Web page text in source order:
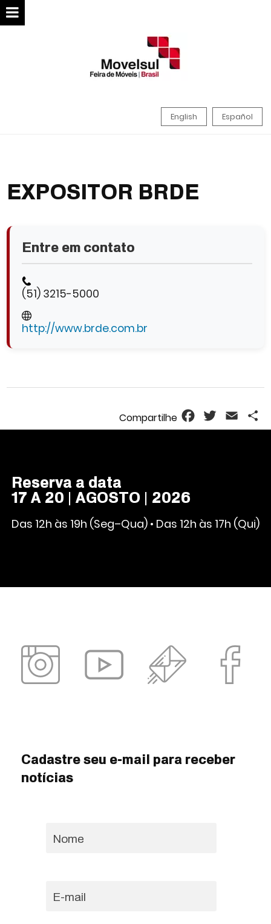
English Español
EXPOSITOR BRDE
Entre em contato
(51) 3215-5000
http://www.brde.com.br
FacebookTwitterEmail
Reserva a data
17 A 20 | AGOSTO | 2026
Das 12h às 19h (Seg–Qua) • Das 12h às 17h (Qui)
Cadastre seu e-mail para receber
notícias